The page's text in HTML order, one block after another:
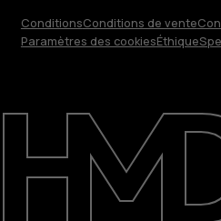
Réparer, réutiliser,
Responsable
Assistance
ConditionsConditions de vente
Paramètres des cookiesÉthique